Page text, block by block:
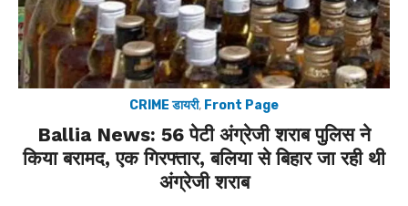
CRIME डायरी, Front Page
Ballia News: 56 पेटी अंग्रेजी शराब पुलिस ने
किया बरामद, एक गिरफ्तार, बलिया से बिहार जा रही थी
अंग्रेजी शराब